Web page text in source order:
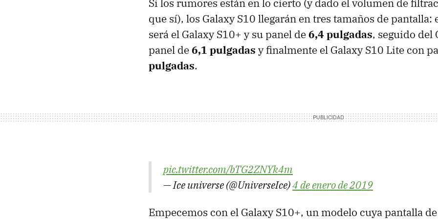
Si los rumores están en lo cierto (y dado el volumen de
que sí), los Galaxy S10 llegarán en tres tamaños de pantalla:
será el Galaxy S10+ y su panel de6,4 pulgadas, seguido del
panel de6,1 pulgadas y finalmente el Galaxy S10 Lite con
pulgadas.
pic.twitter.com/bTG2ZNYk4m
— Ice universe (@UniverseIce)4 de enero de 2019
Empecemos con el Galaxy S10+, un modelo cuya pantalla